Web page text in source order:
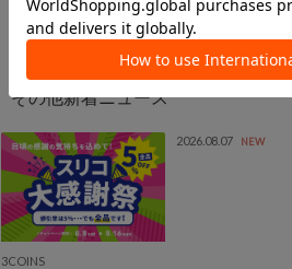
¥660
2026.08.07 NEW
3COINS